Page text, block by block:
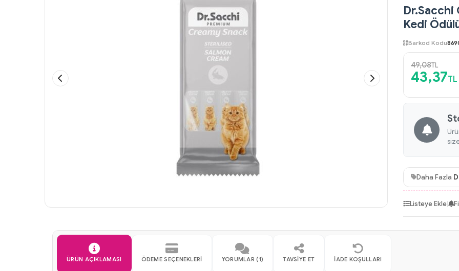
Dr.Sacchi
Kedi
Barkod Kodu
49,08TL
43,37TL
Daha Fazla
Listeye Ekle|
ÜRÜN AÇIKLAMASI ÖDEME SEÇENEKLERI YORUMLAR (1) TAVSIYE ET İADE KOŞULLARI